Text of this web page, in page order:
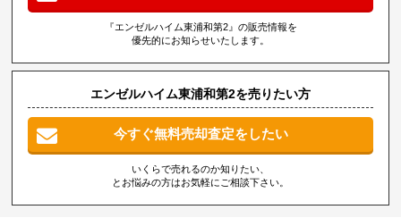
『エンゼルハイム東浦和第2』の販売情報を
優先的にお知らせいたします。
エンゼルハイム東浦和第2を売りたい方
今すぐ無料売却査定をしたい
いくらで売れるのか知りたい、
とお悩みの方はお気軽にご相談下さい。